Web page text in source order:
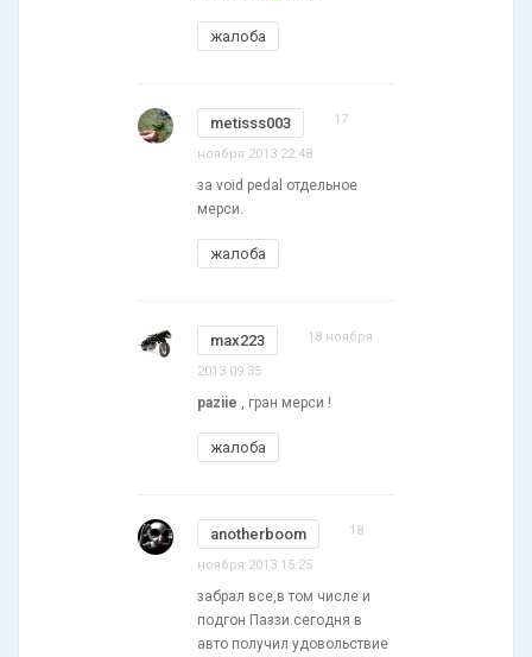
жалоба
metisss003 17
ноября 2013 22:48
за void pedal отдельное
мерси.
жалоба
max223 18 ноября
2013 09:35
paziie , гран мерси !
жалоба
anotherboom 18
ноября 2013 15:25
забрал все,в том числе и
подгон Паззи.сегодня в
авто получил удовольствие